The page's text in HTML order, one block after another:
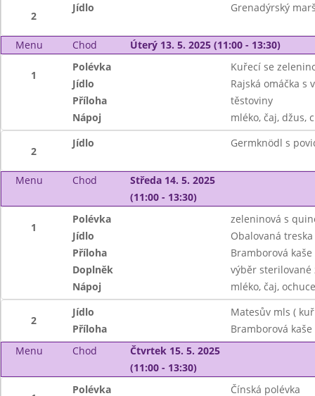
2
Jídlo Grenadýrský
Menu Chod Úterý 13. 5. 2025 (11:00 - 13:30)
1
Polévka
Kuřecí se
Jídlo
Rajská omáčka s
Příloha
těstoviny
Nápoj
mléko, čaj, džus,
2
Jídlo Germknödl s
Menu Chod
Středa 14. 5. 2025
(11:00 - 13:30)
1
Polévka
zeleninová s
Jídlo
Obalovaná
Příloha
Bramborová kaše
Doplněk
výběr sterilované
Nápoj
mléko, čaj,
2
Jídlo
Matesův mls (
Příloha
Bramborová kaše
Menu
Chod
Čtvrtek 15. 5. 2025
(11:00 - 13:30)
Polévka
Čínská polévka